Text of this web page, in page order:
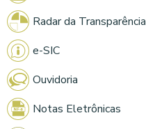
Radar da Transparência
e-SIC
Ouvidoria
Notas Eletrônicas